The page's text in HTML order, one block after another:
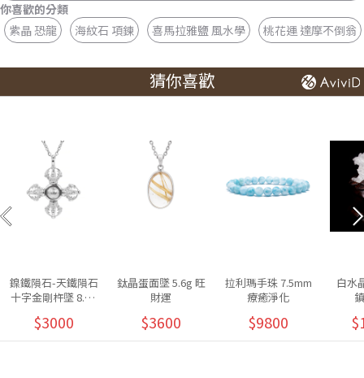
你喜歡的分類
紫晶 恐龍
海紋石 項鍊 喜馬拉雅鹽 風水學 桃花運 達摩不倒翁
猜你喜歡
鎳鐵隕石-天鐵隕石
十字金剛杵墜 8.5g
$3000
鈦晶蛋面墜 5.6g 旺
財運
$3600
拉利瑪手珠 7.5mm
療癒淨化
$9800
白水